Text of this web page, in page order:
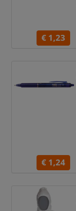
€ 1,23
€ 1,24